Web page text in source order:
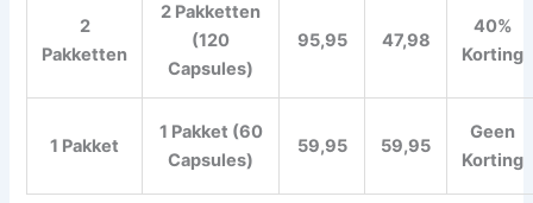
2
Pakketten
2 Pakketten
(120
Capsules)
95,95 47,98
40%
Korting
1 Pakket
1 Pakket (60
Capsules)
59,95 59,95
Geen
Korting